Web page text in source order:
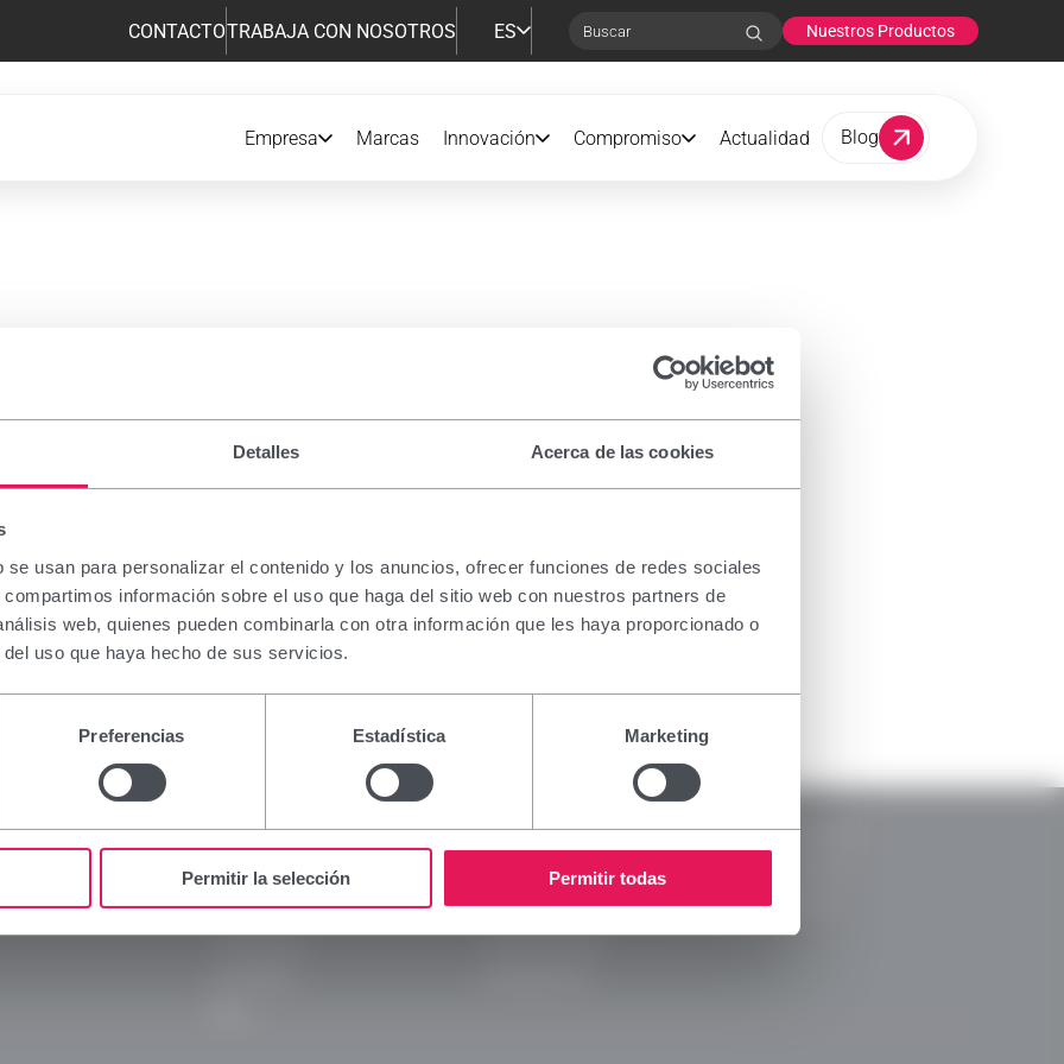
Detalles Acerca de las cookies
usan para personalizar el contenido y los anuncios, ofrecer funciones de redes sociales
información sobre el uso que haga del sitio web con nuestros partners de
web, quienes pueden combinarla con otra información que les haya proporcionado o
uso que haya hecho de sus servicios.
Preferencias Estadística Marketing
Permitir la selección Permitir todas
CONTACTOTRABAJA CON NOSOTROS ES Search Nuestros Productos
Empresa Marcas Innovación Compromiso Actualidad Blog
de Prescripción
que figura en esta sección está dirigida exclusivamente
sanitarios facultados para prescribir o dispensar
por lo que requiere una formación especializada para
interpretación. En caso de no pertenecer a este colectivo, le
abstenga de continuar.
soy profesional sanitario con capacidad de prescripción o
en España.
Rechazar y volver atrás
Empresa
Marcas
Innovación
Compromiso
Aviso Legal
Política de Privacidad
Política de cookies
Política de RRSS
Memorias RSC
Canal Ético